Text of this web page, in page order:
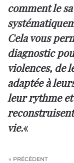
comment le
Cela vous
diagnostic
violences, de
adaptée à
leur rythme et
vie.«
« PRÉCÉDENT